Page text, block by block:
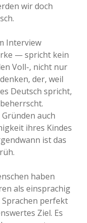
wir doch
Interview
— spricht kein
Voll-, nicht nur
der, weil
Deutsch spricht,
auch
ihres Kindes
ist das
haben
als einsprachig
Sprachen perfekt
Ziel. Es